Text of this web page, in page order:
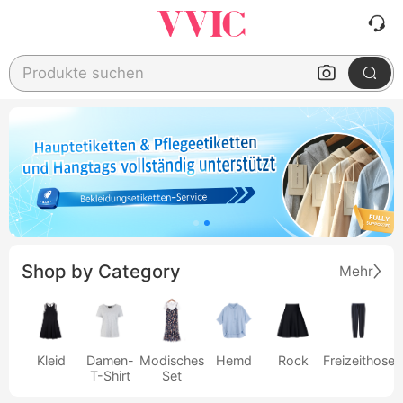
Produkte suchen
Shop by Category Mehr
Kleid
Damen-
T-Shirt
Modisches
Set
Hemd Rock Freizeithose